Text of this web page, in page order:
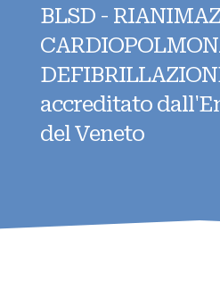
BLSD -
accreditato
del Veneto